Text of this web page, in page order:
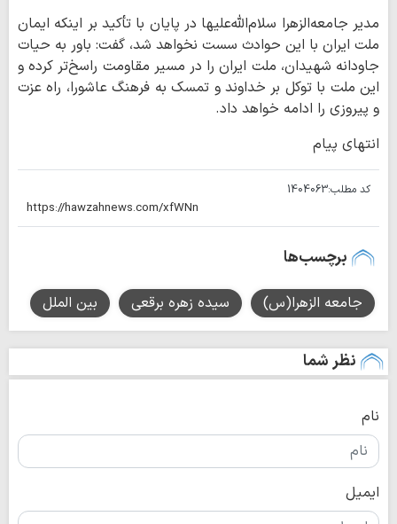
مدیر جامعه‌الزهرا سلام‌الله‌علیها در پایان با تأکید بر اینکه ایمان
ملت ایران با این حوادث سست نخواهد شد، گفت: باور به حیات
جاودانه شهیدان، ملت ایران را در مسیر مقاومت راسخ‌تر کرده و
این ملت با توکل بر خداوند و تمسک به فرهنگ عاشورا، راه عزت
و پیروزی را ادامه خواهد داد.
انتهای پیام
کد مطلب:1404063
برچسب‌ها
جامعه الزهرا(س) سیده زهره برقعی بین الملل
نظر شما
نام
ایمیل